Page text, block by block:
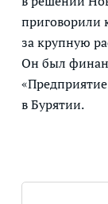
приговорили
за крупную
Он был
в Бурятии.